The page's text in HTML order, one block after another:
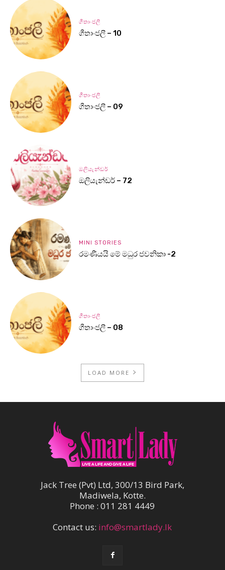
ගීතාංජලී
ගීතාංජලී – 10
ගීතාංජලී
ගීතාංජලී – 09
ඔලියැන්ඩර්
ඔලියැන්ඩර් – 72
MINI STORIES
රමණීයයි මේ මධුර ජවනිකා -2
ගීතාංජලී
ගීතාංජලී – 08
LOAD MORE
Jack Tree (Pvt) Ltd, 300/13 Bird Park,
Madiwela, Kotte.
Phone : 011 281 4449
Contact us: info@smartlady.lk